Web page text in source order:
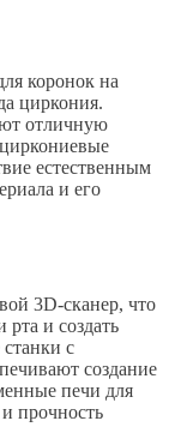
коронок на
циркония.
отличную
естественным
и его
3D-сканер, что
рта и создать
с
создание
печи для
прочность